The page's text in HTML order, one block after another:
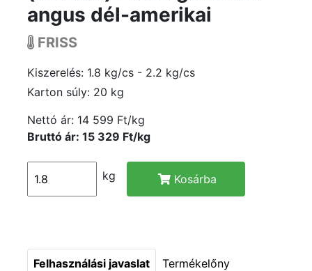
angus dél-amerikai
FRISS
Kiszerelés: 1.8 kg/cs - 2.2 kg/cs
Karton súly: 20 kg
Nettó ár: 14 599 Ft/kg
Bruttó ár: 15 329 Ft/kg
kg Kosárba
Felhasználási javaslat Termékelőny